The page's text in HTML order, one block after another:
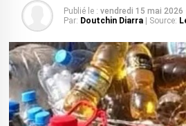
Publié le : vendredi 15 mai 2026
Par: Doutchin Diarra | Source: